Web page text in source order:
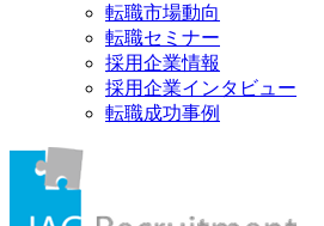
転職市場動向
転職セミナー
採用企業情報
採用企業インタビュー
転職成功事例